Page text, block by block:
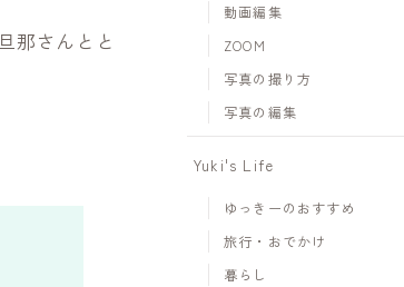
那さんとと
動画編集
ZOOM
写真の撮り方
写真の編集
Yuki's Life
ゆっきーのおすすめ
旅行・おでかけ
暮らし